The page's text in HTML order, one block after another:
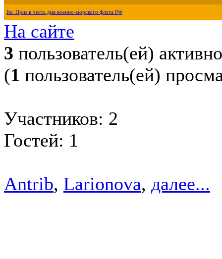
Re: Приз в честь дня военно-морского флота РФ
На сайте
3 пользователь(ей) активно
(1 пользователь(ей)
Участников: 2
Гостей: 1
Antrib, Larionova, далее...